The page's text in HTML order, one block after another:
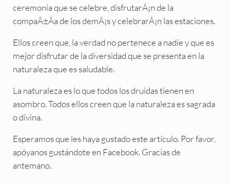
ceremonia que se celebre, disfrutarÃ¡n de la
compaÃ±Ãa de los demÃ¡s y celebrarÃ¡n las estaciones.
Ellos creen que, la verdad no pertenece a nadie y que es
mejor disfrutar de la diversidad que se presenta en la
naturaleza que es saludable.
La naturaleza es lo que todos los druidas tienen en
asombro. Todos ellos creen que la naturaleza es sagrada
o divina.
Esperamos que les haya gustado este artículo. Por favor,
apóyanos gustándote en Facebook. Gracias de
antemano.